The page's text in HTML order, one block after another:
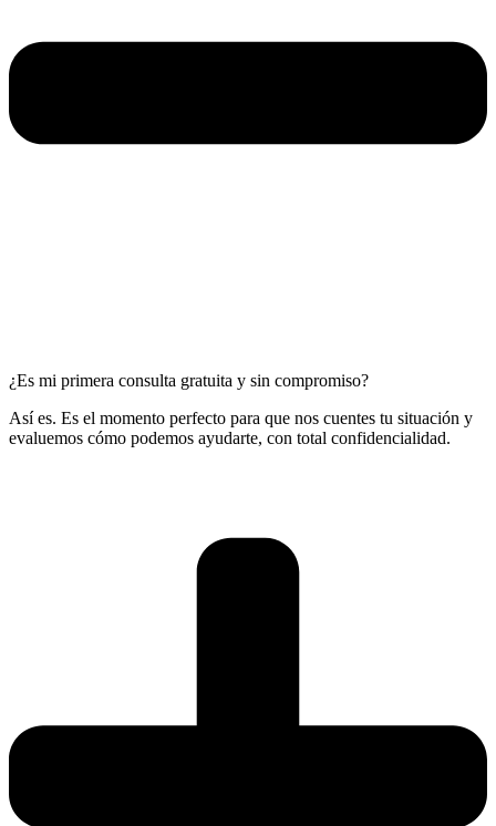
¿Es mi primera consulta gratuita y sin compromiso?
Así es. Es el momento perfecto para que nos cuentes tu situación y
evaluemos cómo podemos ayudarte, con total confidencialidad.